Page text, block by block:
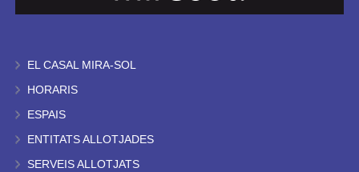
EL CASAL MIRA-SOL
HORARIS
ESPAIS
ENTITATS ALLOTJADES
SERVEIS ALLOTJATS